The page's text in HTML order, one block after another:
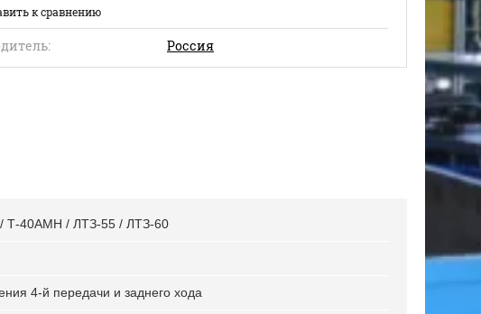
к сравнению
Россия
Т-40АМН / ЛТЗ-55 / ЛТЗ-60
4-й передачи и заднего хода